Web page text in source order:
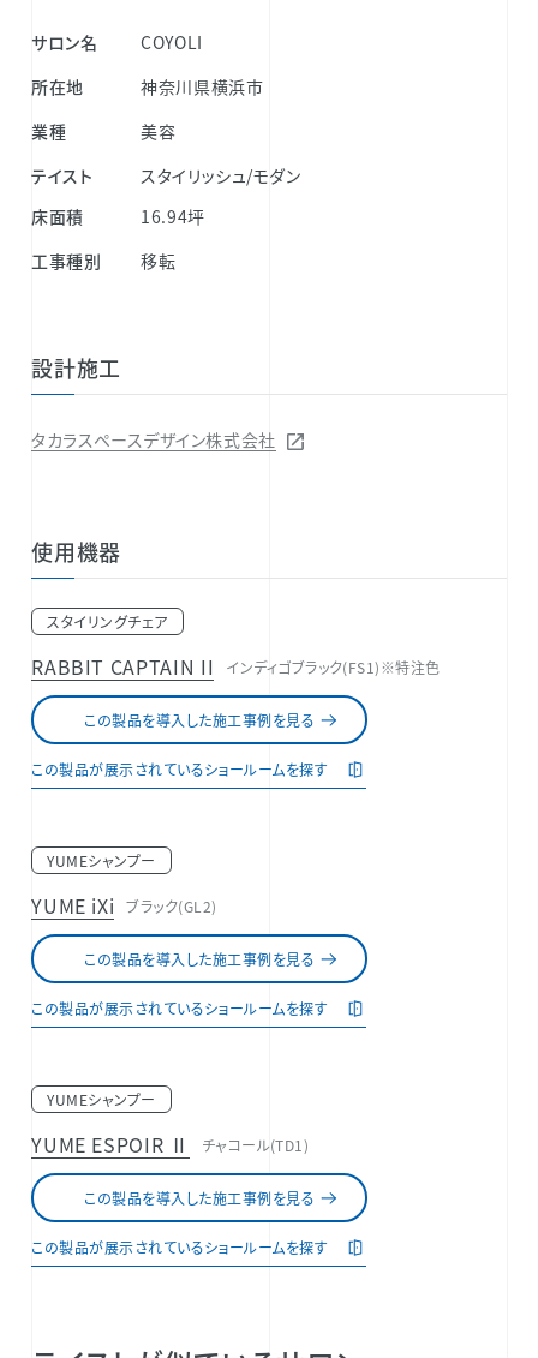
サロン名
COYOLI
所在地
神奈川県横浜市
業種
美容
テイスト
スタイリッシュ/モダン
床面積
16.94坪
工事種別
移転
設計施工
タカラスペースデザイン株式会社
使用機器
スタイリングチェア
RABBIT CAPTAIN II インディゴブラック(FS1)※特注色
この製品を導入した施工事例を見る
この製品が展示されているショールームを探す
YUMEシャンプー
YUME iXi ブラック(GL2)
この製品を導入した施工事例を見る
この製品が展示されているショールームを探す
YUMEシャンプー
YUME ESPOIR Ⅱ チャコール(TD1)
この製品を導入した施工事例を見る
この製品が展示されているショールームを探す